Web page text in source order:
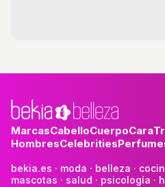
MarcasCabelloCuerpoCara
HombresCelebrities
bekia.es · moda · belleza ·
mascotas · salud · psicología ·